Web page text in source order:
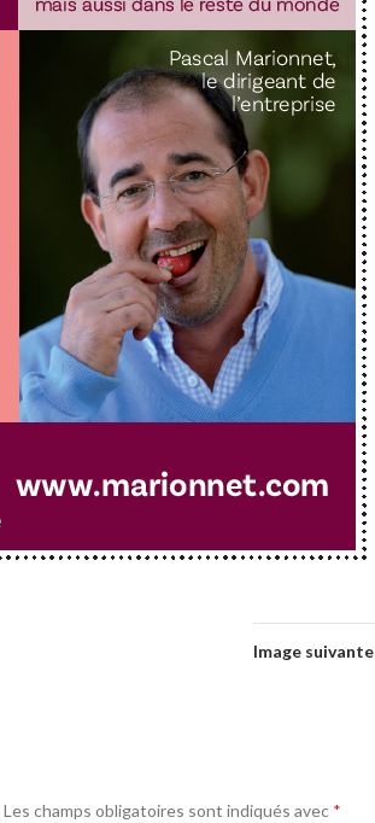
Image suivante
Les champs obligatoires sont indiqués avec *